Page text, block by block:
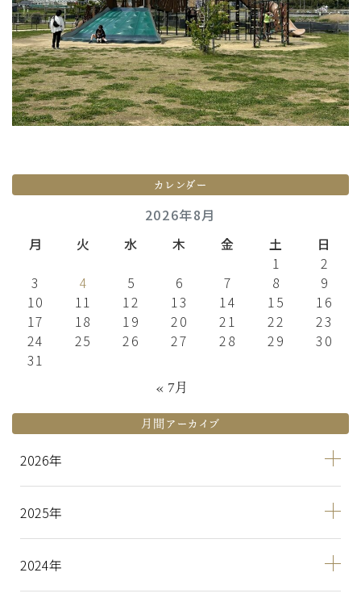
カレンダー
2026年8月
月
火 水 木 金 土
日
1
2
3
4 5 6 7 8
9
10
11 12 13 14 15
16
17
18 19 20 21 22
23
24
25 26 27 28 29
30
31
« 7月
月間アーカイブ
2026
2025
2024